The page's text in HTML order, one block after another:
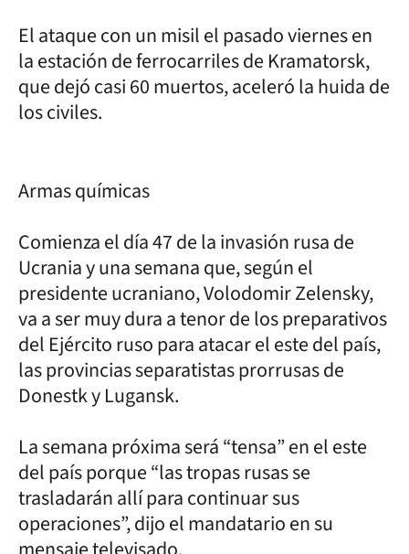
El ataque con un misil el pasado viernes en
la estación de ferrocarriles de Kramatorsk,
que dejó casi 60 muertos, aceleró la huida de
los civiles.
Armas químicas
Comienza el día 47 de la invasión rusa de
Ucrania y una semana que, según el
presidente ucraniano, Volodomir Zelensky,
va a ser muy dura a tenor de los preparativos
del Ejército ruso para atacar el este del país,
las provincias separatistas prorrusas de
Donestk y Lugansk.
La semana próxima será “tensa” en el este
del país porque “las tropas rusas se
trasladarán allí para continuar sus
operaciones”, dijo el mandatario en su